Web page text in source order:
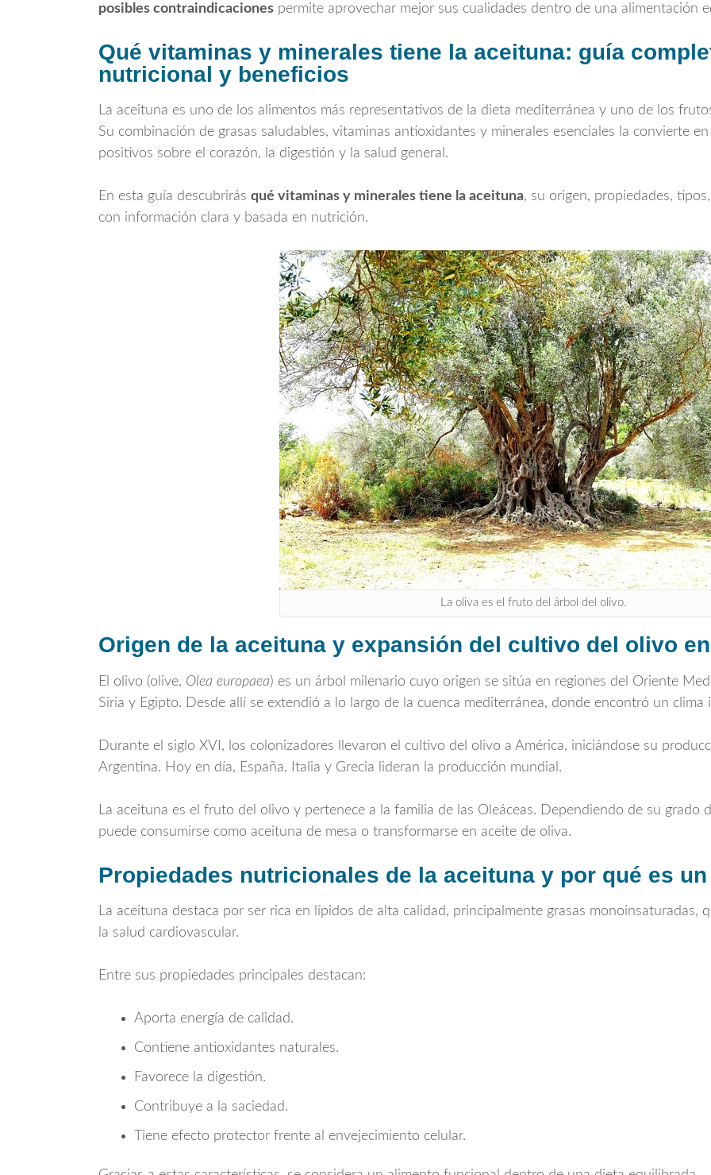
posibles contraindicaciones permite aprovechar mejor sus cualidades dentro de una alimentación
Qué vitaminas y minerales tiene la aceituna: guía
nutricional y beneficios
La aceituna es uno de los alimentos más representativos de la dieta mediterránea y uno de los
Su combinación de grasas saludables, vitaminas antioxidantes y minerales esenciales la convierte
positivos sobre el corazón, la digestión y la salud general.
En esta guía descubrirás qué vitaminas y minerales tiene la aceituna, su origen, propiedades,
con información clara y basada en nutrición.
La oliva es el fruto del árbol del olivo.
Origen de la aceituna y expansión del cultivo del olivo
El olivo (olive, Olea europaea) es un árbol milenario cuyo origen se sitúa en regiones del Oriente
Siria y Egipto. Desde allí se extendió a lo largo de la cuenca mediterránea, donde encontró un clima
Durante el siglo XVI, los colonizadores llevaron el cultivo del olivo a América, iniciándose su
Argentina. Hoy en día, España, Italia y Grecia lideran la producción mundial.
La aceituna es el fruto del olivo y pertenece a la familia de las Oleáceas. Dependiendo de su
puede consumirse como aceituna de mesa o transformarse en aceite de oliva.
Propiedades nutricionales de la aceituna y por qué es
La aceituna destaca por ser rica en lípidos de alta calidad, principalmente grasas monoinsaturadas,
la salud cardiovascular.
Entre sus propiedades principales destacan:
Aporta energía de calidad.
Contiene antioxidantes naturales.
Favorece la digestión.
Contribuye a la saciedad.
Tiene efecto protector frente al envejecimiento celular.